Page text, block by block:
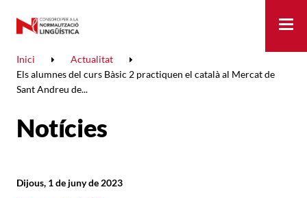
Inici
Actualitat
Els alumnes del curs Bàsic 2 practiquen el català al Mercat de
Sant Andreu de...
Notícies
Dijous, 1 de juny de 2023